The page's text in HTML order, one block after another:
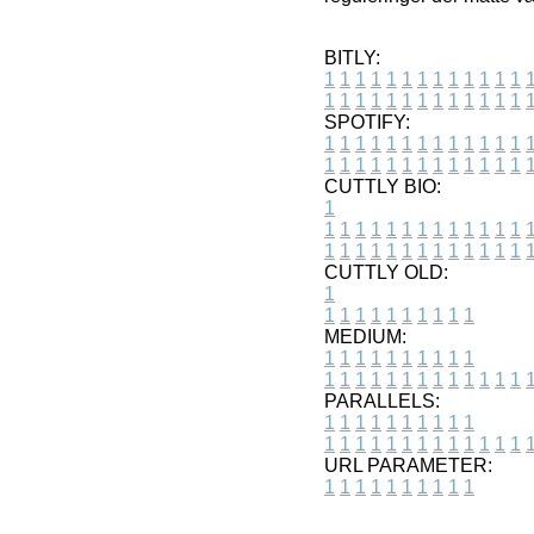
BITLY:
1 1 1 1 1 1 1 1 1 1 1 1 1 1
1 1 1 1 1 1 1 1 1 1 1 1 1 1
SPOTIFY:
1 1 1 1 1 1 1 1 1 1 1 1 1 1
1 1 1 1 1 1 1 1 1 1 1 1 1 1
CUTTLY BIO:
1
1 1 1 1 1 1 1 1 1 1 1 1 1 1
1 1 1 1 1 1 1 1 1 1 1 1 1 1
CUTTLY OLD:
1
1 1 1 1 1 1 1 1 1 1
MEDIUM:
1 1 1 1 1 1 1 1 1 1
1 1 1 1 1 1 1 1 1 1 1 1 1 1
PARALLELS:
1 1 1 1 1 1 1 1 1 1
1 1 1 1 1 1 1 1 1 1 1 1 1 1
URL PARAMETER:
1 1 1 1 1 1 1 1 1 1